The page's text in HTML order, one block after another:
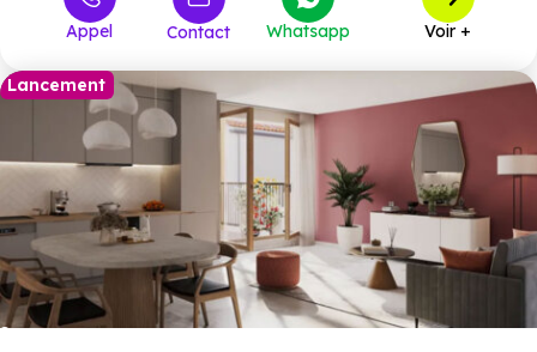
Appel Contact Whatsapp Voir +
Lancement